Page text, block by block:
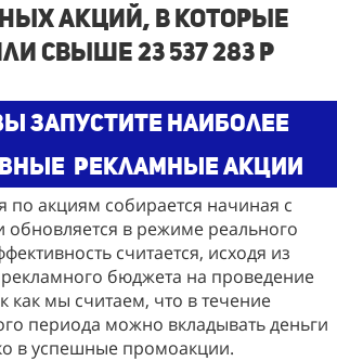
акций, в которые
свыше 23 537 283 р
запустите наиболее
рекламные акции
акциям собирается начиная с
обновляется в режиме реального
считается, исходя из
бюджета на проведение
как мы считаем, что в течение
периода можно вкладывать деньги
в успешные промоакции.